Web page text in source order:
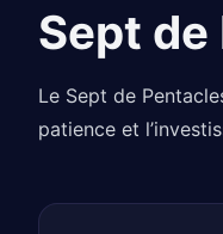
Sept
Le Sept de
patience et